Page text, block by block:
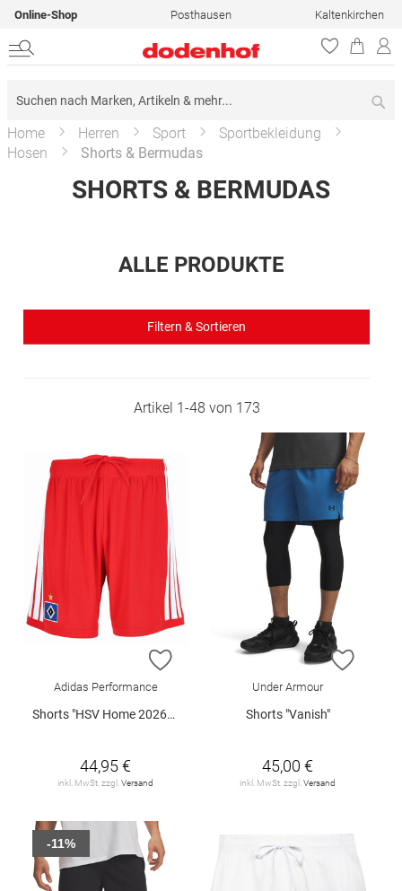
Online-Shop Posthausen Kaltenkirchen
Home Herren Sport
Sportbekleidung
Hosen
Shorts & Bermudas
SHORTS & BERMUDAS
ALLE PRODUKTE
Filtern & Sortieren
Artikel 1-48 von 173
ZUR WUNSCHLISTE HINZUFÜGEN
Adidas Performance
Shorts "HSV Home 2026/2027"
44,95 €
inkl. MwSt. zzgl. Versand
ZUR
Under Armour
Shorts "Vanish"
45,00 €
inkl. MwSt. zzgl. Versand
-11%